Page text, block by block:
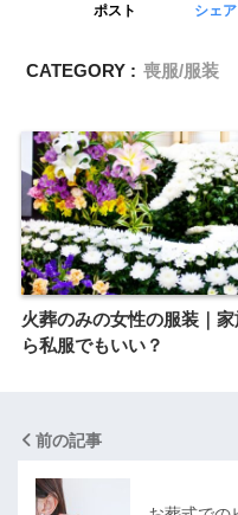
ポスト シェア
CATEGORY : 喪服/服装
火葬のみの女性の服装｜
ら私服でもいい？
前の記事